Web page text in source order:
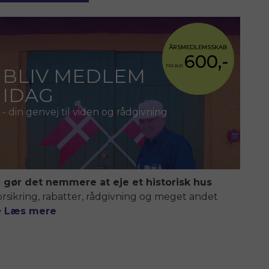
BLIV MEDLEM
IDAG
- din genvej til viden og rådgivning
ÅRSMEDLEMSSKAB
FRA KUN 600,-
gør det nemmere at eje et historisk hus
rabatter, rådgivning og meget andet
Læs mere